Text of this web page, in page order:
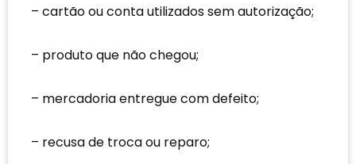
cartão ou conta utilizados sem autorização;
produto que não chegou;
mercadoria entregue com defeito;
recusa de troca ou reparo;